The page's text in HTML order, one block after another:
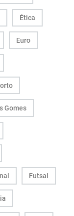
Ética
Euro
Gomes
Futsal